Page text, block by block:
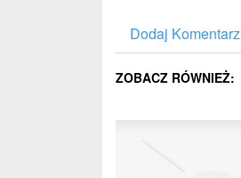
Dodaj Komentarz
ZOBACZ RÓWNIEŻ: